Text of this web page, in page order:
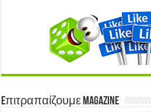
Eπιτραπαίζουμε Magazine